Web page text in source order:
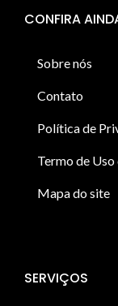
CONFIRA
Sobre nós
Contato
Política de
Termo de Uso
Mapa do site
SERVIÇOS